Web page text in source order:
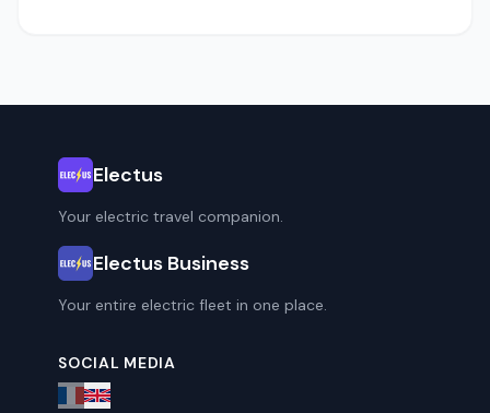
Electus
Your electric travel companion.
Electus Business
Your entire electric fleet in one place.
SOCIAL MEDIA